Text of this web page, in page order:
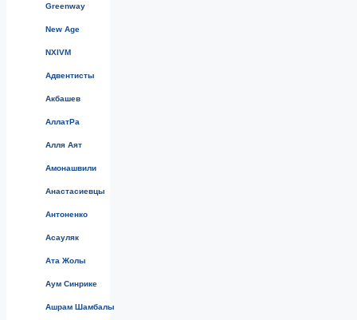
Greenway
New Age
NXIVM
Адвентисты
Акбашев
АллатРа
Алля Аят
Амонашвили
Анастасиевцы
Антоненко
Асауляк
Ата Жолы
Аум Синрике
Ашрам Шамбалы